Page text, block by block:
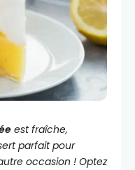
est fraîche,
parfait pour
occasion ! Optez